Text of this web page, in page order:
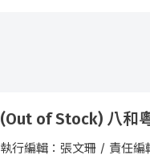
(Out of Stock) 八和
執行編輯：張文珊 / 責任編